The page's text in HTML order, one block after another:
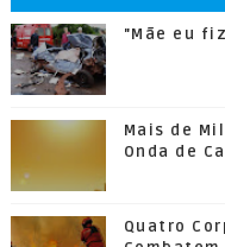
"Mãe eu
Mais de
Onda de
Quatro